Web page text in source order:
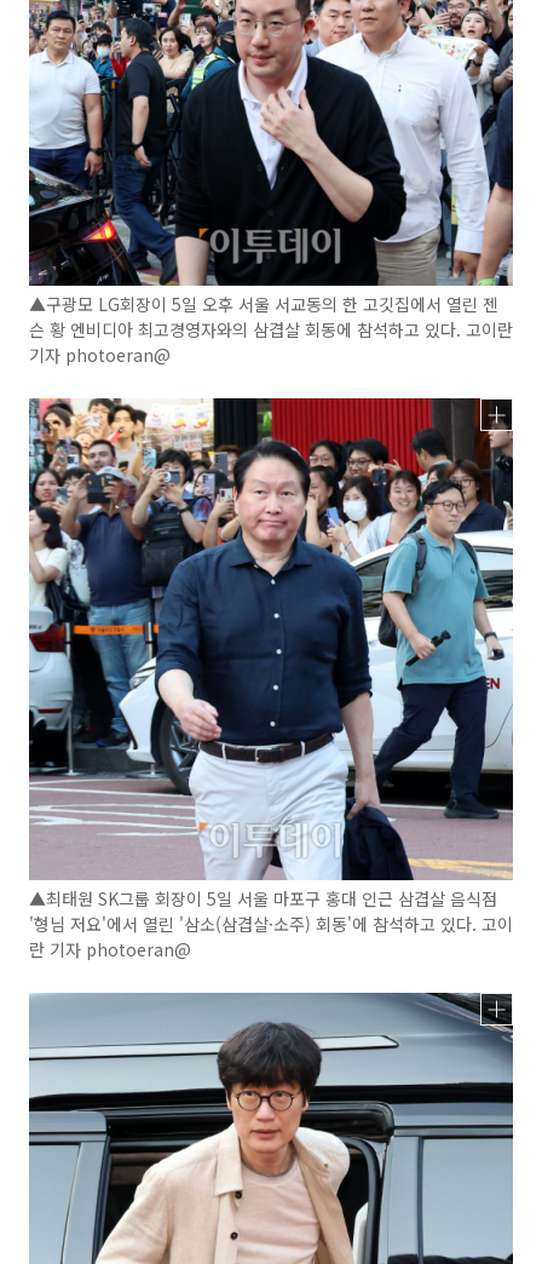
▲구광모 LG회장이 5일 오후 서울 서교동의 한 고깃집에서 열린 젠
슨 황 엔비디아 최고경영자와의 삼겹살 회동에 참석하고 있다. 고이란
기자 photoeran@
▲최태원 SK그룹 회장이 5일 서울 마포구 홍대 인근 삼겹살 음식점
'형님 저요'에서 열린 '삼소(삼겹살·소주) 회동'에 참석하고 있다. 고이
란 기자 photoeran@